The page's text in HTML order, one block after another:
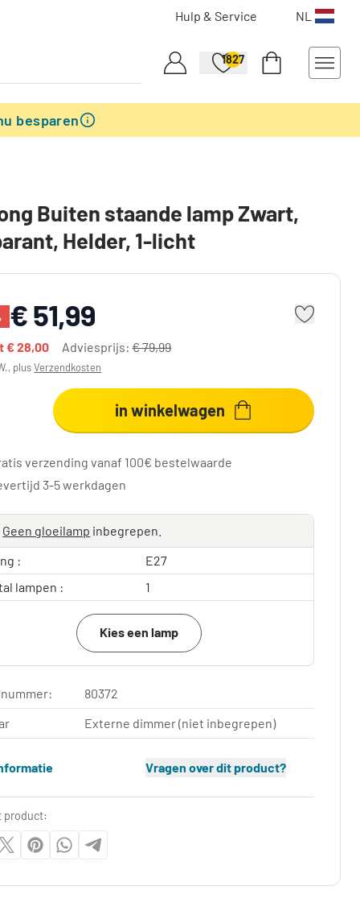
Hulp & Service NL
1827
besparen
Buiten staande lamp Zwart,
Helder, 1-licht
€ 51,99
€ 28,00 Adviesprijs:€ 79,99
plusVerzendkosten
in winkelwagen
verzending vanaf 100€ bestelwaarde
3-5 werkdagen
Geen gloeilamp inbegrepen.
:
E27
lampen :
1
Kies een lamp
80372
Externe dimmer (niet inbegrepen)
Vragen over dit product?
product: